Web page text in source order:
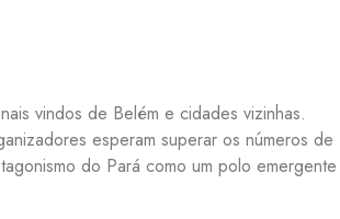
vindos de Belém e cidades vizinhas.
esperam superar os números de
do Pará como um polo emergente